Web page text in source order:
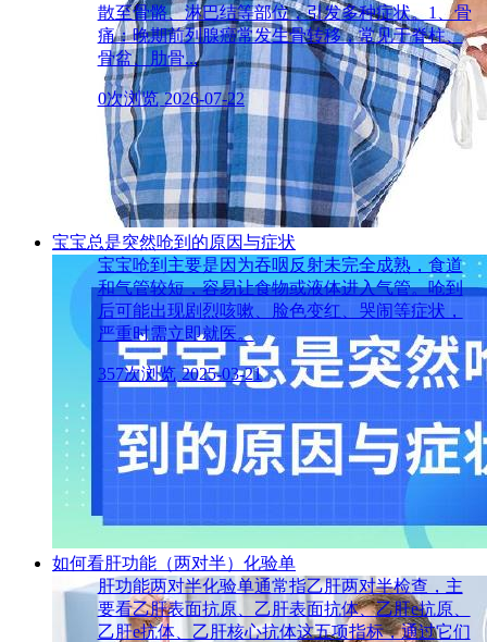
散至骨骼、淋巴结等部位，引发多种症状。1、骨
痛：晚期前列腺癌常发生骨转移，常见于脊柱、
骨盆、肋骨...
0次浏览 2026-07-22
宝宝总是突然呛到的原因与症状
宝宝呛到主要是因为吞咽反射未完全成熟，食道
和气管较短，容易让食物或液体进入气管。呛到
后可能出现剧烈咳嗽、脸色变红、哭闹等症状，
严重时需立即就医。
357次浏览 2025-03-21
如何看肝功能（两对半）化验单
肝功能两对半化验单通常指乙肝两对半检查，主
要看乙肝表面抗原、乙肝表面抗体、乙肝e抗原、
乙肝e抗体、乙肝核心抗体这五项指标，通过它们